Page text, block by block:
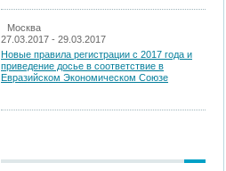
Москва
27.03.2017 - 29.03.2017
Новые правила регистрации c 2017 года и
приведение досье в соответствие в
Евразийском Экономическом Союзе